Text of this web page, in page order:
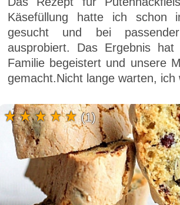
Käsefüllung hatte ich schon
gesucht und bei
ausprobiert. Das Ergebnis hat
Familie begeistert und unsere
gemacht.Nicht lange warten, ich
(1)